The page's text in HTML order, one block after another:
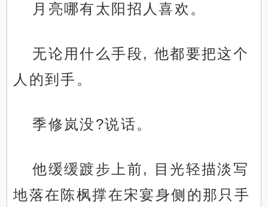
月亮哪有太阳招人喜欢。
无论用什么手段, 他都要把这个
人的到手。
季修岚没?说话。
他缓缓踱步上前, 目光轻描淡写
地落在陈枫撑在宋宴身侧的那只手